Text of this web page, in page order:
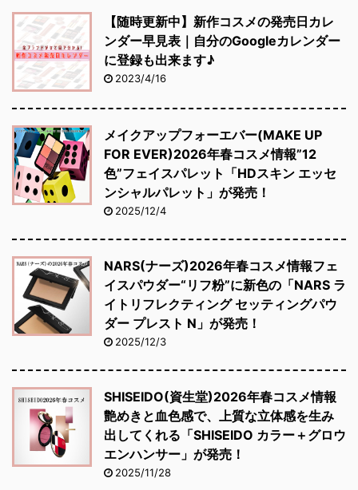
【随時更新中】新作コスメの発売日カレ
ンダー早見表｜自分のGoogleカレンダー
に登録も出来ます♪
2023/4/16
メイクアップフォーエバー(MAKE UP
FOR EVER)2026年春コスメ情報”12
色”フェイスパレット「HDスキン エッセ
ンシャルパレット」が発売！
2025/12/4
NARS(ナーズ)2026年春コスメ情報フェ
イスパウダー“リフ粉”に新色の「NARS ラ
イトリフレクティング セッティングパウ
ダー プレスト N」が発売！
2025/12/3
SHISEIDO(資生堂)2026年春コスメ情報
艶めきと血色感で、上質な立体感を生み
出してくれる「SHISEIDO カラー＋グロウ
エンハンサー」が発売！
2025/11/28